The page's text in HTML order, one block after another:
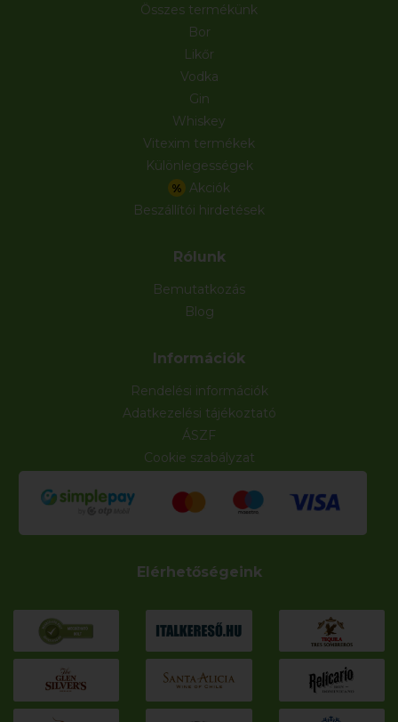
Összes termékünk
Bor
Likőr
Vodka
Gin
Whiskey
Vitexim termékek
Különlegességek
%
Akciók
Beszállítói hirdetések
Rólunk
Bemutatkozás
Blog
Információk
Rendelési információk
Adatkezelési tájékoztató
ÁSZF
Cookie szabályzat
Elérhetőségeink